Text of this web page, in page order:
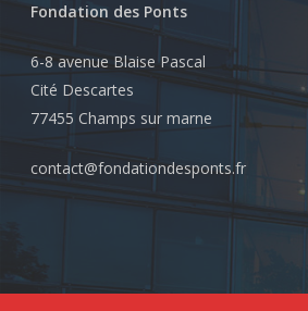
Fondation des Ponts
6-8 avenue Blaise Pascal
Cité Descartes
77455 Champs sur marne
contact@fondationdesponts.fr